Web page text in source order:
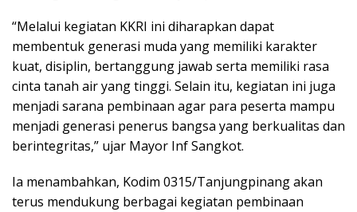
“Melalui kegiatan KKRI ini diharapkan dapat
membentuk generasi muda yang memiliki karakter
kuat, disiplin, bertanggung jawab serta memiliki rasa
cinta tanah air yang tinggi. Selain itu, kegiatan ini juga
menjadi sarana pembinaan agar para peserta mampu
menjadi generasi penerus bangsa yang berkualitas dan
berintegritas,” ujar Mayor Inf Sangkot.
Ia menambahkan, Kodim 0315/Tanjungpinang akan
terus mendukung berbagai kegiatan pembinaan